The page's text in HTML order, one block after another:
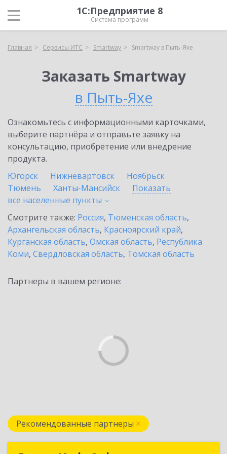
1С:Предприятие 8
Система программ
Главная Сервисы ИТС Smartway Smartway в Пыть-Яхе
Заказать Smartway
в Пыть-Яхе
Ознакомьтесь с информационными карточками,
выберите партнёра и отправьте заявку на
консультацию, приобретение или внедрение
продукта.
Югорск
Нижневартовск
Ноябрьск
Тюмень
Ханты-Мансийск
Показать
все населенные пункты
Смотрите также: Россия, Тюменская область,
Архангельская область, Красноярский край,
Курганская область, Омская область, Республика
Коми, Свердловская область, Томская область
Партнеры в вашем регионе:
Рекомендованные партнеры